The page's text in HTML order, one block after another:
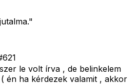
621
le volt írva , de belinkelem
én ha kérdezek valamit , akkor